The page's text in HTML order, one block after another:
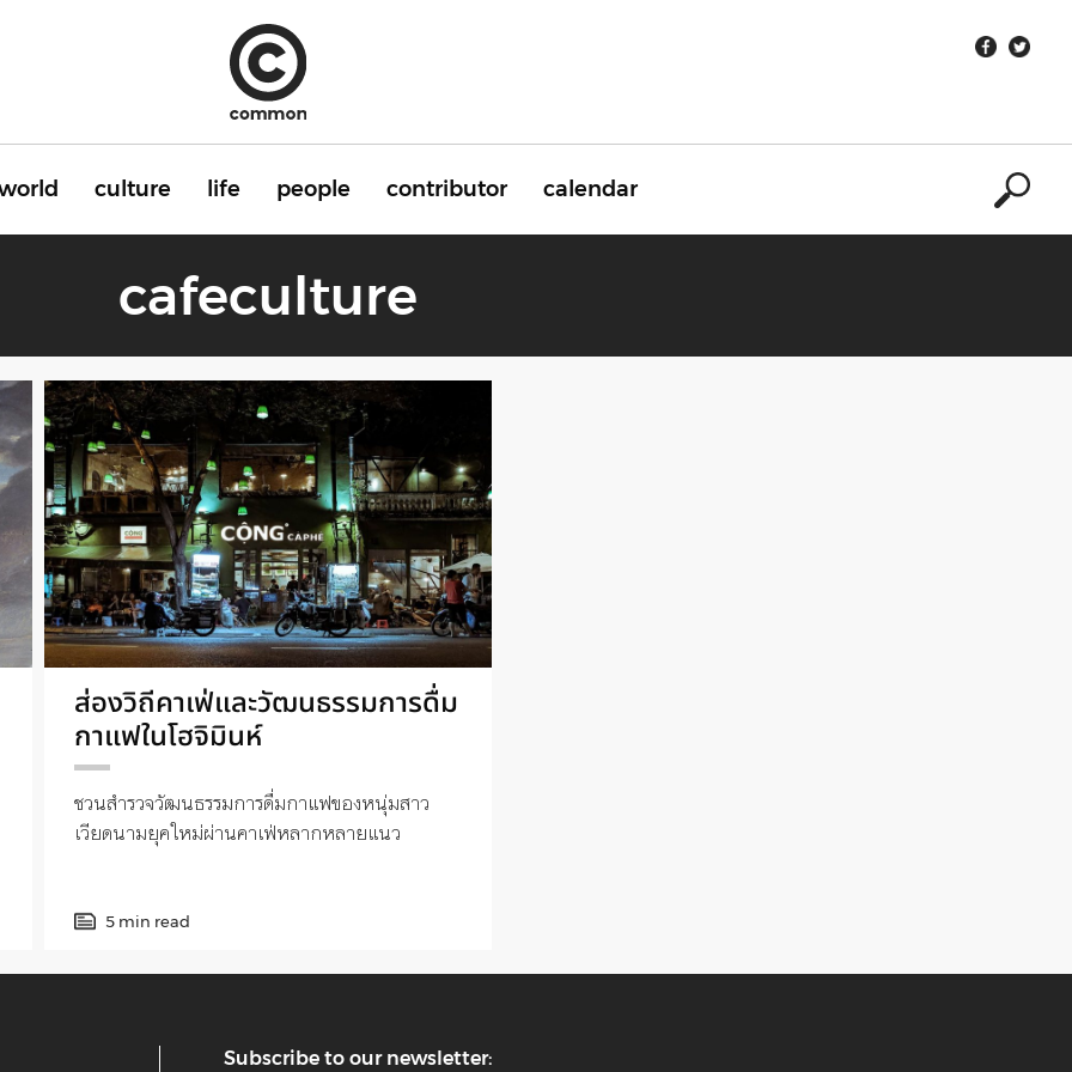
culture life people contributor calendar
cafeculture
ส่องวิถีคาเฟ่และวัฒนธรรมการดื่ม
กาแฟในโฮจิมินห์
ชวนสำรวจวัฒนธรรมการดื่มกาแฟของหนุ่มสาว
เวียดนามยุคใหม่ผ่านคาเฟ่หลากหลายแนว
5 min read
Subscribe to our newsletter: